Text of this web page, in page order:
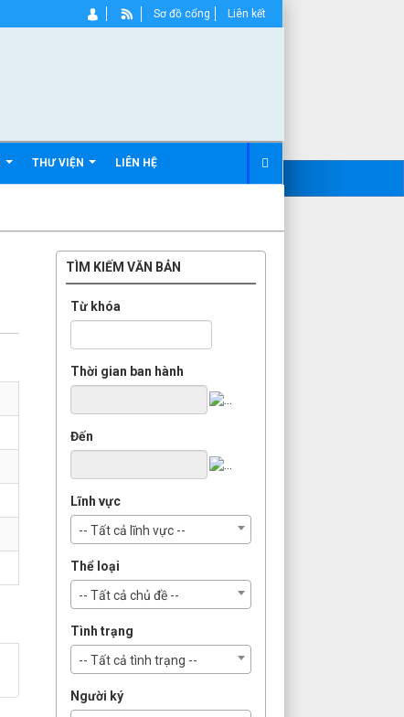
THƯ VIỆN LIÊN HỆ
Sơ đồ cổng Liên kết
TÌM KIẾM VĂN BẢN
Từ khóa
Thời gian ban hành
Đến
Lĩnh vực
-- Tất cả lĩnh vực --
Thể loại
-- Tất cả chủ đề --
Tình trạng
-- Tất cả tình trạng --
Người ký